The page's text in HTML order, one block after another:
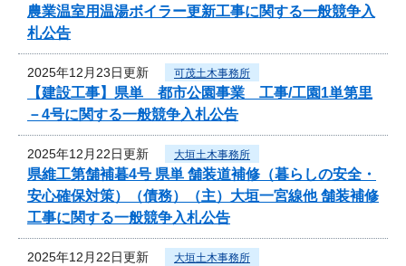
農業温室用温湯ボイラー更新工事に関する一般競争入
札公告
2025年12月23日更新 可茂土木事務所
【建設工事】県単 都市公園事業 工事/工園1単第里
－4号に関する一般競争入札公告
2025年12月22日更新 大垣土木事務所
県維工第舗補暮4号 県単 舗装道補修（暮らしの安全・
安心確保対策）（債務）（主）大垣一宮線他 舗装補修
工事に関する一般競争入札公告
2025年12月22日更新 大垣土木事務所